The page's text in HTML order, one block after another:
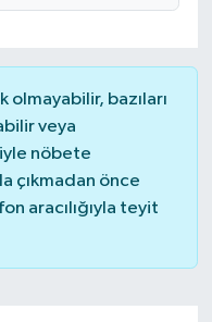
olmayabilir, bazıları
veya
nöbete
çıkmadan önce
aracılığıyla teyit